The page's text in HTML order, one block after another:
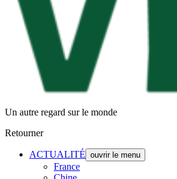
Un autre regard sur le monde
Retourner
ACTUALITÉ ouvrir le menu
France